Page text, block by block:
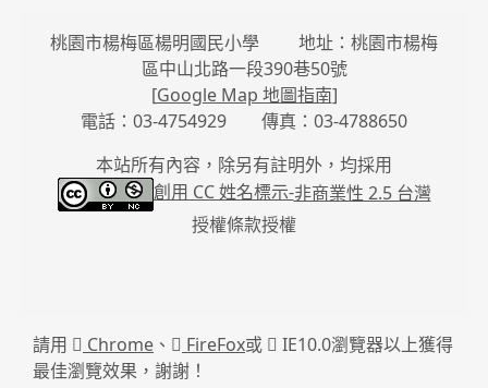
桃園市楊梅區楊明國民小學 地址：桃園市楊梅
區中山北路一段390巷50號
[Google Map 地圖指南]
電話：03-4754929 傳真：03-4788650
本站所有內容，除另有註明外，均採用
創用 CC 姓名標示-非商業性 2.5 台灣
授權條款授權
請用 Chrome 、 FireFox或
IE10.0瀏覽器以上獲得
最佳瀏覽效果，謝謝！